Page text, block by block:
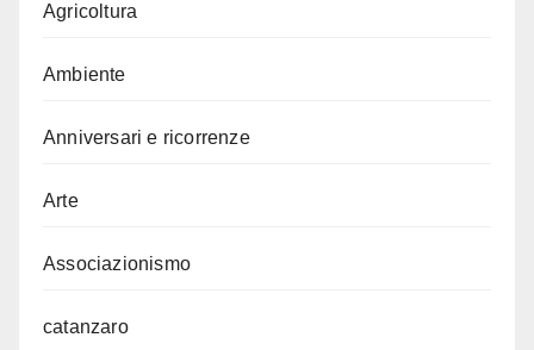
Agricoltura
Ambiente
Anniversari e ricorrenze
Arte
Associazionismo
catanzaro